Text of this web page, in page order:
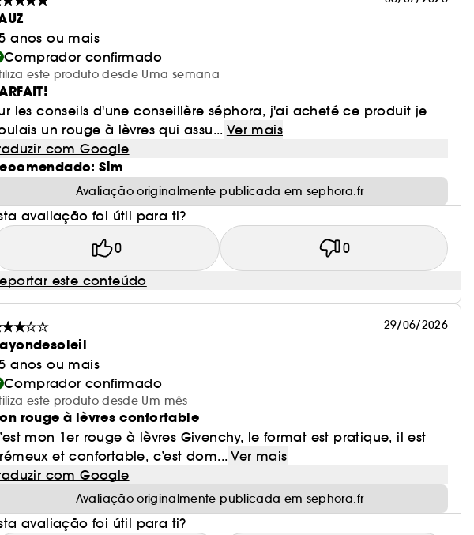
SEM COMPROMISSO
da aplicação*
**TESTE CLÍNICO EM 25 MULHERES ***AUTO-AVALIAÇÃO EM 25
anos ou mais
Comprador confirmado
este produto desde Uma semana
les conseils d'une conseillère séphora, j'ai acheté ce produit je
un rouge à lèvres qui assu... Ver mais
com Google
Sim
Avaliação originalmente publicada em sephora.fr
avaliação foi útil para ti?
0 0
este conteúdo
29/06/2026
anos ou mais
Comprador confirmado
este produto desde Um mês
rouge à lèvres confortable
mon 1er rouge à lèvres Givenchy, le format est pratique, il est
et confortable, c’est dom... Ver mais
com Google
Avaliação originalmente publicada em sephora.fr
avaliação foi útil para ti?